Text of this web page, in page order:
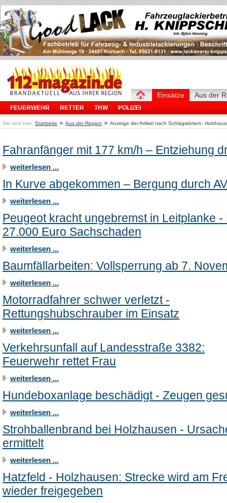
Einsätze
FEUERWEHR RETTER THW POLIZEI
Aus der
Sie sind hier: Startseite » Aus der Region » Anzeige der Artikel nach Schlagwörtern:
Fahranfänger mit 177 km/h – Entziehung
weiterlesen ...
In Kurve abgekommen – Bergung durch
weiterlesen ...
Peugeot kracht ungebremst in Leitplanke -
27.000 Euro Sachschaden
weiterlesen ...
Baumfällarbeiten: Vollsperrung ab 7.
weiterlesen ...
Motorradfahrer schwer verletzt -
Rettungshubschrauber im Einsatz
weiterlesen ...
Verkehrsunfall auf Landesstraße 3382:
Feuerwehr rettet Frau
weiterlesen ...
Hundeboxanlage beschädigt - Zeugen
weiterlesen ...
Strohballenbrand bei Holzhausen -
ermittelt
weiterlesen ...
Hatzfeld - Holzhausen: Strecke wird am
wieder freigegeben